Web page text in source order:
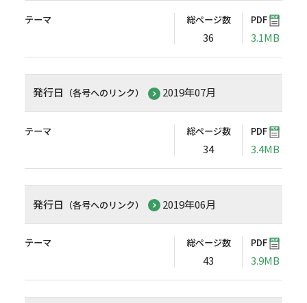
テーマ 総ページ数
36
PDF
3.1MB
発行日 （各号へのリンク） 2019年07月
テーマ 総ページ数
34
PDF
3.4MB
発行日 （各号へのリンク） 2019年06月
テーマ 総ページ数
43
PDF
3.9MB